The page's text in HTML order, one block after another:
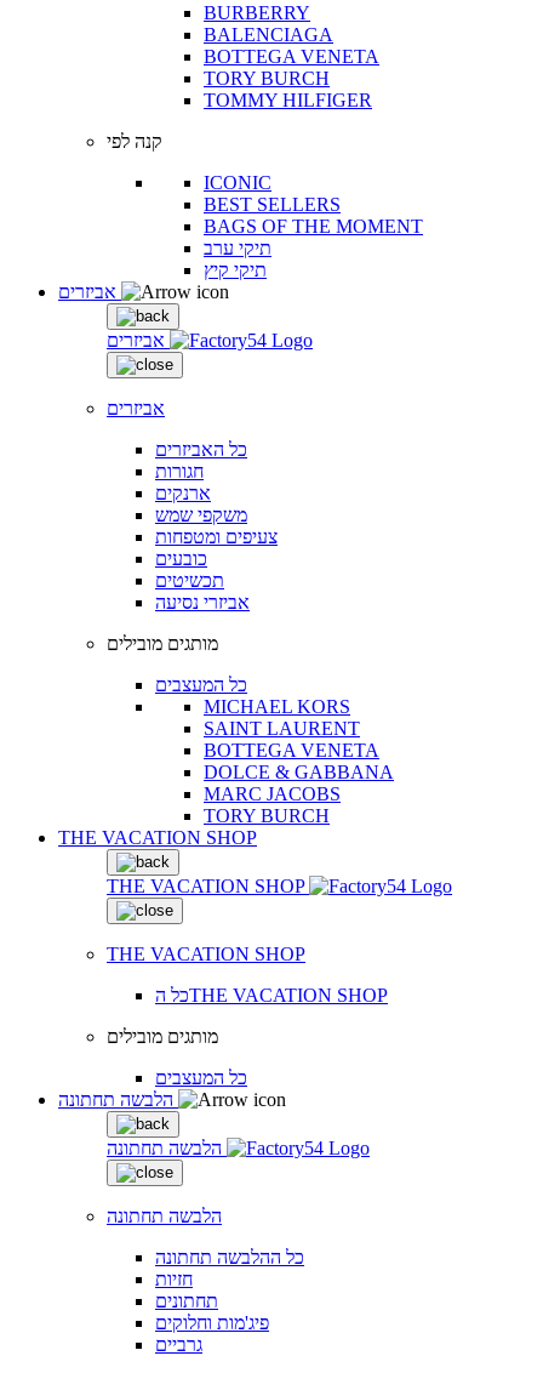
BURBERRY
BALENCIAGA
BOTTEGA VENETA
TORY BURCH
TOMMY HILFIGER
קנה לפי
ICONIC
BEST SELLERS
BAGS OF THE MOMENT
תיקי ערב
תיקי קיץ
אביזרים
אביזרים
כל האביזרים
חגורות
ארנקים
משקפי שמש
צעיפים ומטפחות
כובעים
תכשיטים
אביזרי נסיעה
מותגים מובילים
כל המעצבים
MICHAEL KORS
SAINT LAURENT
BOTTEGA VENETA
DOLCE & GABBANA
MARC JACOBS
TORY BURCH
THE VACATION SHOP
THE VACATION SHOP
THE VACATION SHOP
כל הTHE VACATION SHOP
מותגים מובילים
כל המעצבים
הלבשה תחתונה
הלבשה תחתונה
כל ההלבשה תחתונה
חזיות
תחתונים
פיג'מות וחלוקים
גרביים